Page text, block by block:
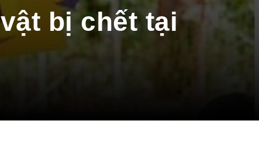
bị chết tại